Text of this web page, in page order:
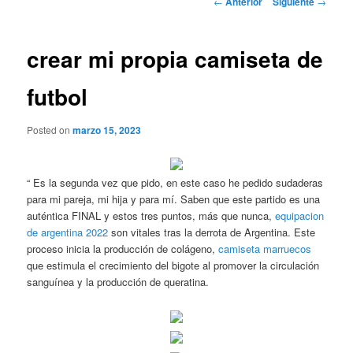
crear mi propia camiseta de
futbol
Posted onmarzo 15, 2023
“ Es la segunda vez que pido, en este caso he pedido sudaderas
para mi pareja, mi hija y para mí. Saben que este partido es una
auténtica FINAL y estos tres puntos, más que nunca,equipacion
de argentina 2022 son vitales tras la derrota de Argentina. Este
proceso inicia la producción de colágeno,camiseta marruecos
que estimula el crecimiento del bigote al promover la circulación
sanguínea y la producción de queratina.